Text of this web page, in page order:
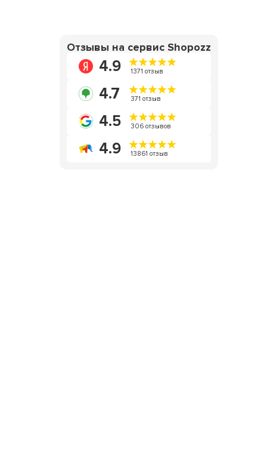
Отзывы на сервис Shopozz
4.9 1371 отзыв
4.7 371 отзыв
4.5 306 отзывов
4.9 13861 отзыв